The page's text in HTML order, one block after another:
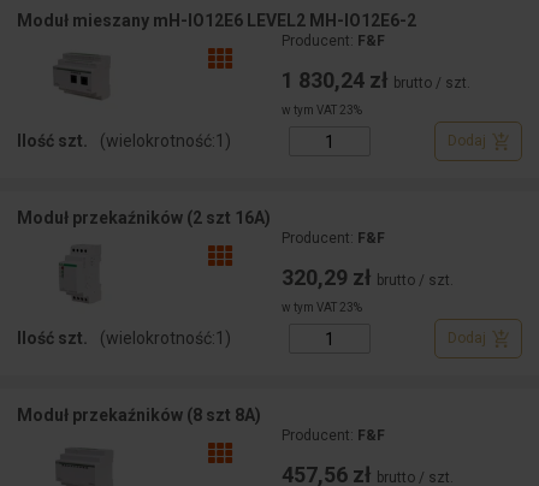
Moduł mieszany mH-IO12E6 LEVEL2 MH-IO12E6-2
Producent: F&F
1 830,24 zł brutto / szt.
w tym VAT 23%
Ilość szt. (wielokrotność:1 ) Dodaj
Moduł przekaźników (2 szt 16A)
Producent: F&F
320,29 zł brutto / szt.
w tym VAT 23%
Ilość szt. (wielokrotność:1 ) Dodaj
Moduł przekaźników (8 szt 8A)
Producent: F&F
457,56 zł brutto / szt.